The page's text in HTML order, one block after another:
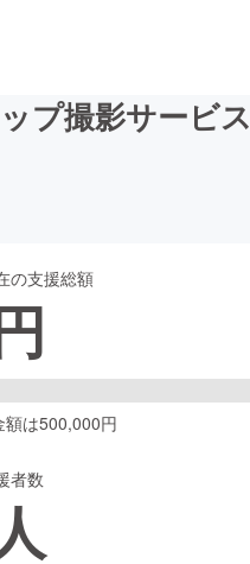
ケア
プ撮影サービス
の支援総額
額は500,000円
者数